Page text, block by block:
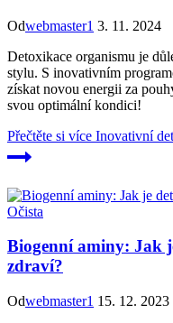
Odwebmaster1 3. 11. 2024
Detoxikace organismu je
stylu. S inovativním
získat novou energii za
svou optimální kondici!
Přečtěte si více Inovativní
Očista
Biogenní aminy: Jak
zdraví?
Odwebmaster1 15. 12. 2023